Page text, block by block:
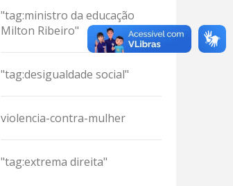
"tag:ministro da educação
Milton Ribeiro"
"tag:desigualdade social"
violencia-contra-mulher
"tag:extrema direita"